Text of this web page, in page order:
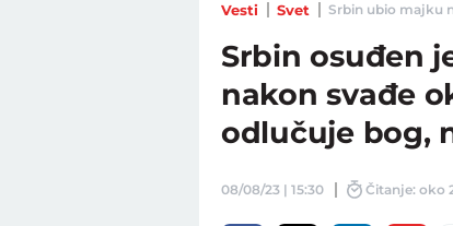
Vesti Svet Srbin ubio majku
Srbin osuđen
nakon svađe
odlučuje bog,
08/08/23 | 15:30 Čitanje: oko